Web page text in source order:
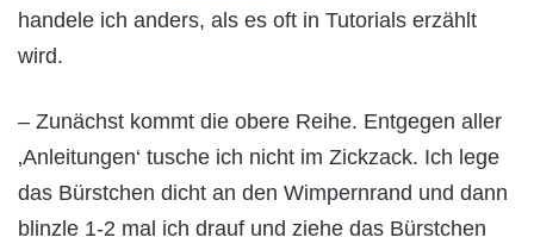
handele ich anders, als es oft in Tutorials erzählt
wird.
– Zunächst kommt die obere Reihe. Entgegen aller
‚Anleitungen‘ tusche ich nicht im Zickzack. Ich lege
das Bürstchen dicht an den Wimpernrand und dann
blinzle 1-2 mal ich drauf und ziehe das Bürstchen